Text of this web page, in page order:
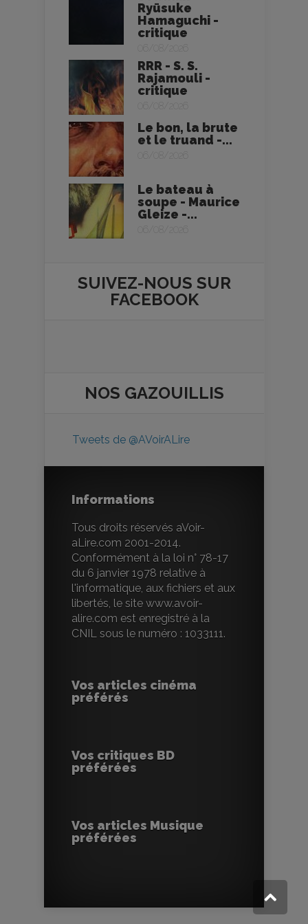
Ryūsuke
Hamaguchi -
critique
06/08/2026
RRR - S. S.
Rajamouli -
critique
06/08/2026
Le bon, la brute
et le truand -...
06/08/2026
Le bateau à
soupe - Maurice
Gleize -...
06/08/2026
SUIVEZ-NOUS SUR
FACEBOOK
NOS GAZOUILLIS
Tweets de @AVoirALire
Informations
Tous droits réservés aVoir-
aLire.com 2001-2014.
Conformément à la loi n° 78-17
du 6 janvier 1978 relative à
l'informatique, aux fichiers et aux
libertés, le site www.avoir-
alire.com est enregistré à la
CNIL sous le numéro : 1033111.
Vos articles cinéma
préférés
Vos critiques BD
préférées
Vos articles Musique
préférées